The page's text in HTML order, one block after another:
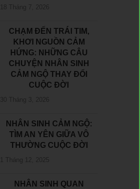
18 Tháng 7, 2026
CHẠM ĐẾN TRÁI TIM,
KHƠI NGUỒN CẢM
HỨNG: NHỮNG CÂU
CHUYỆN NHÂN SINH
CẢM NGỘ THAY ĐỔI
CUỘC ĐỜI
30 Tháng 3, 2026
NHÂN SINH CẢM NGỘ:
TÌM AN YÊN GIỮA VÔ
THƯỜNG CUỘC ĐỜI
1 Tháng 12, 2025
NHÂN SINH QUAN